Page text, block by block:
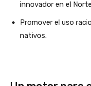
innovador en el
Promover el uso
nativos.